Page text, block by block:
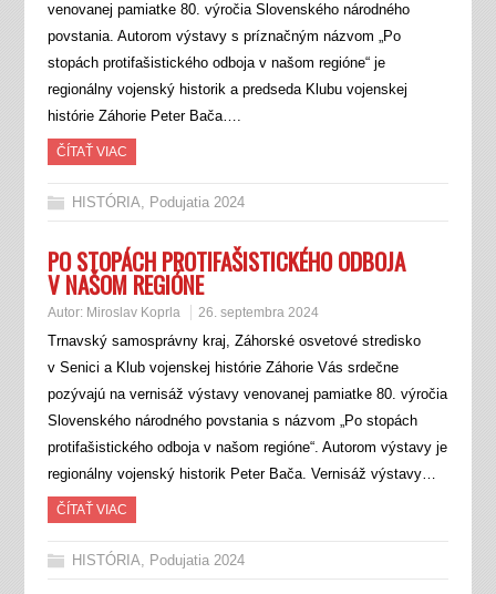
venovanej pamiatke 80. výročia Slovenského národného
povstania. Autorom výstavy s príznačným názvom „Po
stopách protifašistického odboja v našom regióne“ je
regionálny vojenský historik a predseda Klubu vojenskej
histórie Záhorie Peter Bača….
ČÍTAŤ VIAC
HISTÓRIA, Podujatia 2024
PO STOPÁCH PROTIFAŠISTICKÉHO ODBOJA
V NAŠOM REGIÓNE
Autor: Miroslav Koprla 26. septembra 2024
Trnavský samosprávny kraj, Záhorské osvetové stredisko
v Senici a Klub vojenskej histórie Záhorie Vás srdečne
pozývajú na vernisáž výstavy venovanej pamiatke 80. výročia
Slovenského národného povstania s názvom „Po stopách
protifašistického odboja v našom regióne“. Autorom výstavy je
regionálny vojenský historik Peter Bača. Vernisáž výstavy…
ČÍTAŤ VIAC
HISTÓRIA, Podujatia 2024